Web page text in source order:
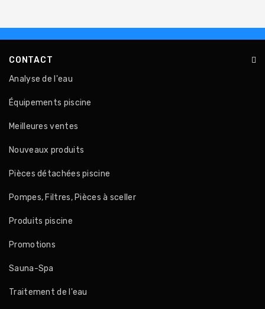
CONTACT
Analyse de l'eau
Équipements piscine
Meilleures ventes
Nouveaux produits
Pièces détachées piscine
Pompes, Filtres, Pièces à sceller
Produits piscine
Promotions
Sauna-Spa
Traitement de l'eau